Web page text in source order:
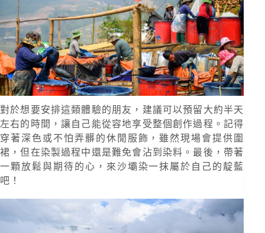
對於想要安排這類體驗的朋友，建議可以預留大約半天
左右的時間，讓自己能從容地享受整個創作過程。記得
穿著深色或不怕弄髒的休閒服飾，雖然現場會提供圍
裙，但在染製過程中還是難免會沾到染料。最後，帶著
一顆放鬆與期待的心，來沙壩染一抹屬於自己的靛藍
吧！